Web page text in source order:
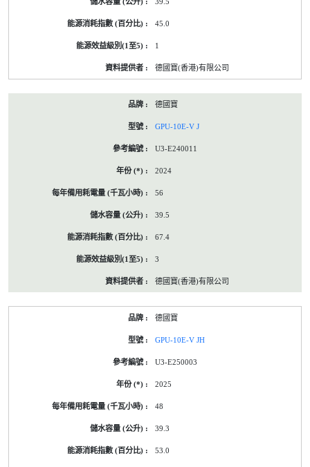
45.0
1
德國寶(香港)有限公司
德國寶
GPU-10E-V J
U3-E240011
2024
56
39.5
67.4
3
德國寶(香港)有限公司
德國寶
GPU-10E-V JH
U3-E250003
2025
48
39.3
53.0